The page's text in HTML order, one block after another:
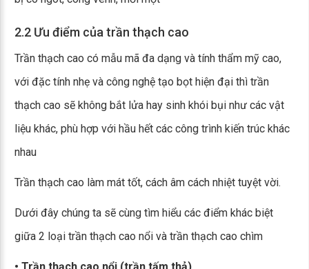
2.2 Ưu điểm của trần thạch cao
Trần thạch cao có mẫu mã đa dạng và tính thẩm mỹ cao,
với đặc tính nhẹ và công nghệ tạo bọt hiện đại thì trần
thạch cao sẽ không bắt lửa hay sinh khói bụi như các vật
liệu khác, phù hợp với hầu hết các công trình kiến trúc khác
nhau
Trần thạch cao làm mát tốt, cách âm cách nhiệt tuyệt vời.
Dưới đây chúng ta sẽ cùng tìm hiểu các điểm khác biệt
giữa 2 loại trần thạch cao nổi và trần thạch cao chìm